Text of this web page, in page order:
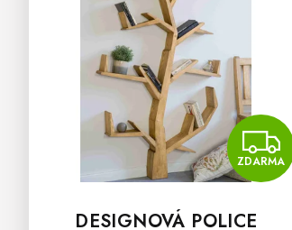
ZDARMA
DESIGNOVÁ POLICE